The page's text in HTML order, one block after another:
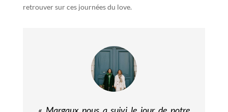
retrouver sur ces journées du love.